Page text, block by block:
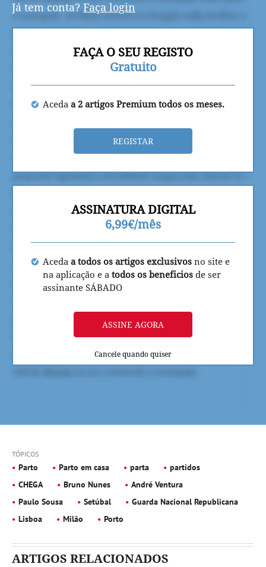
Já tem conta? Faça login
FAÇA O SEU REGISTO
Gratuito
Aceda a 2 artigos Premium todos os meses.
REGISTAR
ASSINATURA DIGITAL
6,99€/mês
Aceda a todos os artigos exclusivos no site e
na aplicação e a todos os beneficios de ser
assinante SÁBADO
ASSINE AGORA
Cancele quando quiser
TÓPICOS
Parto Parto em casa parta
partidos
CHEGA
Bruno Nunes
André Ventura
Paulo Sousa
Setúbal
Guarda Nacional Republicana
Lisboa
Milão Porto
ARTIGOS RELACIONADOS